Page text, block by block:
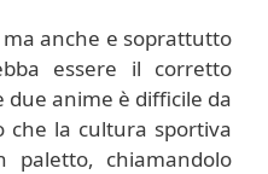
anche e soprattutto
essere il corretto
anime è difficile da
che la cultura sportiva
paletto, chiamandolo